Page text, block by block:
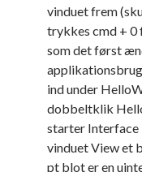
vinduet frem
trykkes cmd + 0
som det først
ind under
dobbeltklik
starter Interface
vinduet View et
pt blot er en